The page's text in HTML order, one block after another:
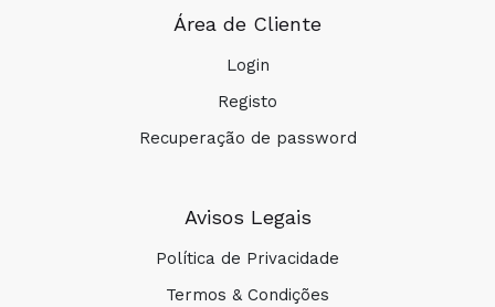
Área de Cliente
Login
Registo
Recuperação de password
Avisos Legais
Política de Privacidade
Termos & Condições